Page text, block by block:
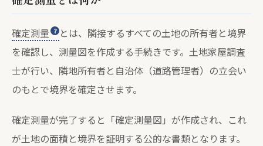
確定測量
とは、隣接するすべての土地の所有者と境界
を確認し、測量図を作成する手続きです。土地家屋調査
士が行い、隣地所有者と自治体（道路管理者）の立会い
のもとで境界を確定させます。
確定測量が完了すると「確定測量図」が作成され、これ
が土地の面積と境界を証明する公的な書類となります。